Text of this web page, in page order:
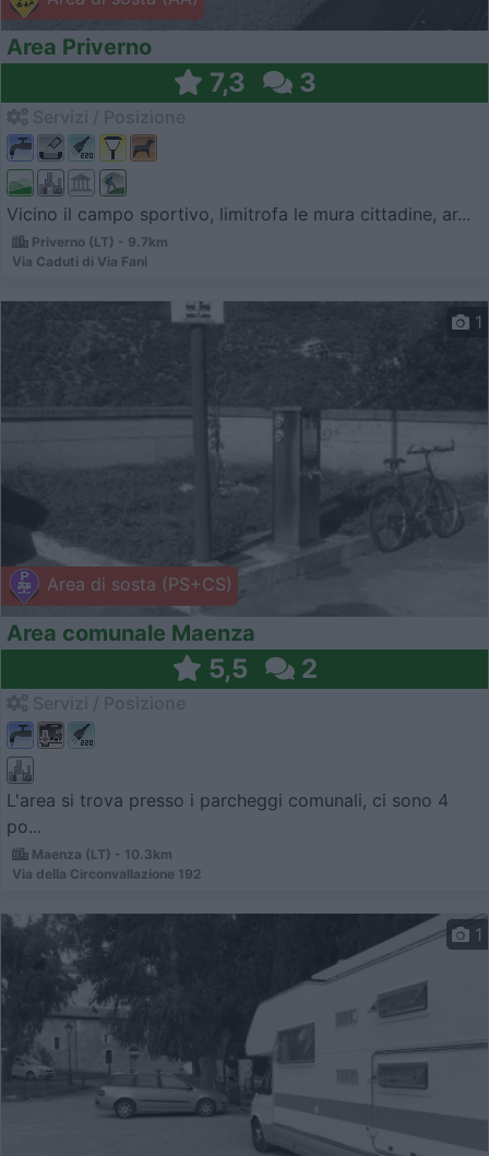
Area Priverno
7,3 3
Vicino il campo sportivo, limitrofa le mura cittadine, ar...
Priverno (LT) - 9.7km
Via Caduti di Via Fani
Area di sosta (PS+CS)
1
Area comunale Maenza
5,5 2
L'area si trova presso i parcheggi comunali, ci sono 4
po...
Maenza (LT) - 10.3km
Via della Circonvallazione 192
1